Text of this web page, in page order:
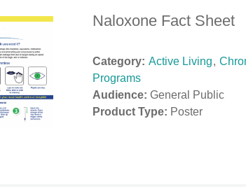
Naloxone Fact Sheet
Category: Active Living,
Programs
Audience: General Public
Product Type: Poster